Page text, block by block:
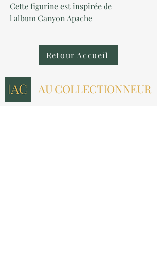
Cette figurine est inspirée de
l'album Canyon Apache
Retour Accueil
AU COLLECTIONNEUR